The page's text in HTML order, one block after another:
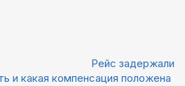
Рейс задержали
и какая компенсация положена